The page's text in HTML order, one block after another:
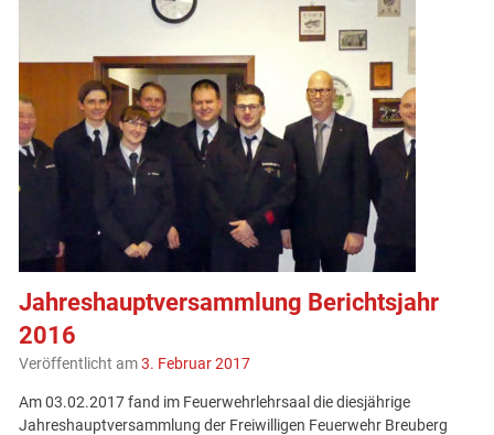
Jahreshauptversammlung Berichtsjahr
2016
Veröffentlicht am3. Februar 2017
Am 03.02.2017 fand im Feuerwehrlehrsaal die diesjährige
Jahreshauptversammlung der Freiwilligen Feuerwehr Breuberg